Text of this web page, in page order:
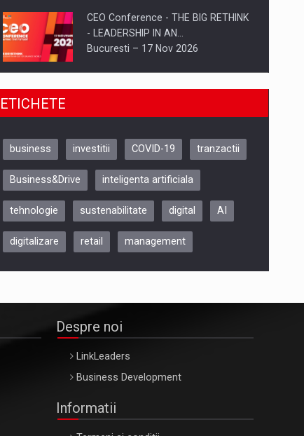
CEO Conference - THE BIG RETHINK
- LEADERSHIP IN AN…
Bucuresti – 17 Nov 2026
Be Inspired. Make it Happen!, CLUJ, 9
ARTEMIS LETO, ORADEA, 8
Oradea – 8 Oct 2026
ETICHETE
business investitii COVID-19 tranzactii
Business&Drive inteligenta artificiala
tehnologie sustenabilitate digital AI
digitalizare retail management
Despre noi
LinkLeaders
Business Development
Informatii